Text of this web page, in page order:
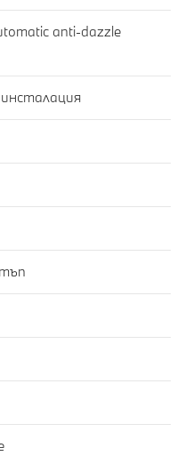
anti-dazzle